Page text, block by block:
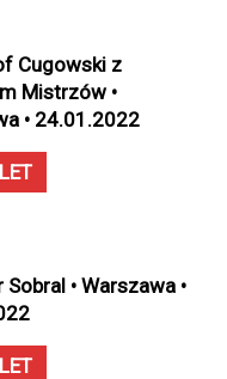
Cugowski z
Mistrzów •
• 24.01.2022
Sobral • Warszawa •